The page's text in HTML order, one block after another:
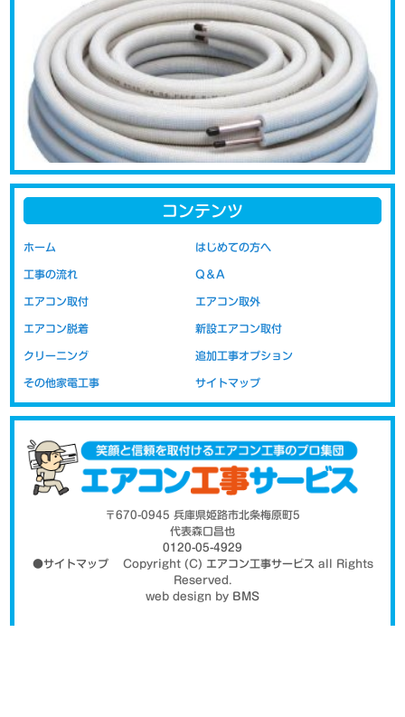
エアコンの取り付けの際に問題になるのが配管代です。新品をご購
れておりません。新品取り付け工事には取り付けに必要な配管など
の部材代が含まれています。移設の場合の取り付け工事代は以前の
ますので、工賃のみの金額表示となっております。部材代を含まな
いので新設時より安価にお取り付けが可能です。
め
コンテンツ
ホーム はじめての方へ
工事の流れ Q＆A
エアコン取付 エアコン取外
エアコン脱着 新設エアコン取付
クリーニング 追加工事オプション
その他家電工事 サイトマップ
〒670-0945 兵庫県姫路市北条梅原町5
代表森口昌也
0120-05-4929
●サイトマップCopyright (C) エアコン工事サービス all Rights
Reserved.
web design by BMS